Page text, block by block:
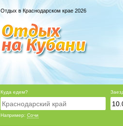
Отдых в Краснодарском крае 2026
Куда едем?
Например: Сочи